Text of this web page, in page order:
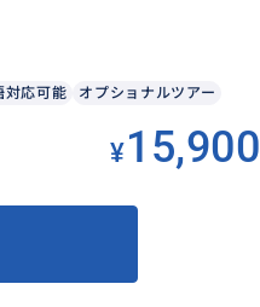
対応可能 オプショナルツアー
¥15,900